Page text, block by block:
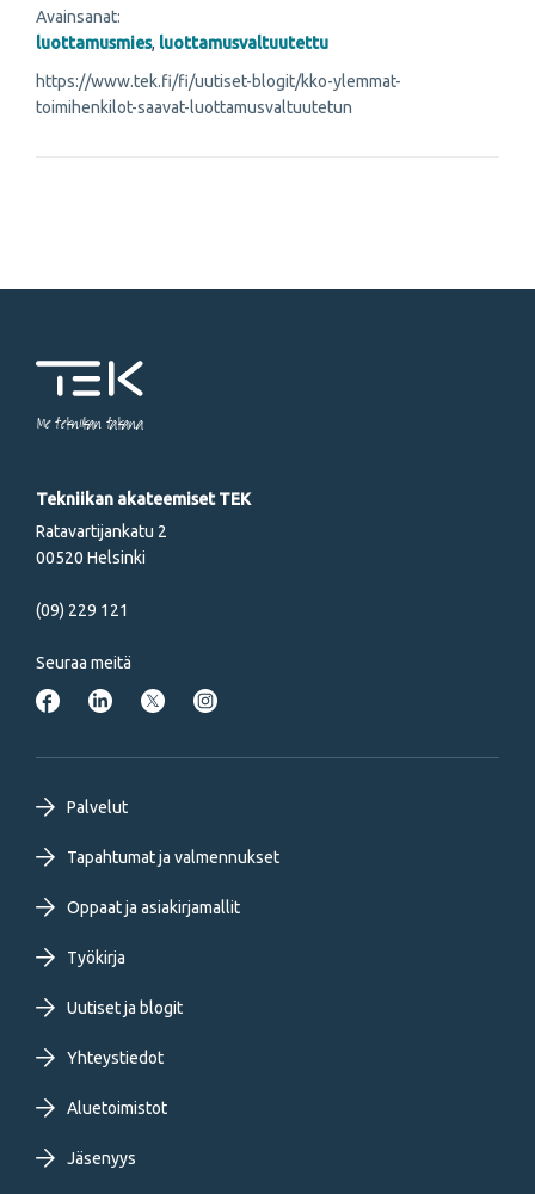
Avainsanat:
luottamusmies, luottamusvaltuutettu
https://www.tek.fi/fi/uutiset-blogit/kko-ylemmat-
toimihenkilot-saavat-luottamusvaltuutetun
Me tekniikan takana
Tekniikan akateemiset TEK
Ratavartijankatu 2
00520 Helsinki
(09) 229 121
Seuraa meitä
Footer
primary
menu
FI
Palvelut
Tapahtumat ja valmennukset
Oppaat ja asiakirjamallit
Työkirja
Uutiset ja blogit
Yhteystiedot
Aluetoimistot
Jäsenyys